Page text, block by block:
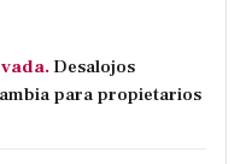
Desalojos
para propietarios